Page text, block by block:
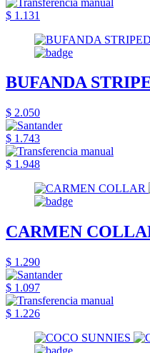
$ 1.131
BUFANDA
$ 2.050
$ 1.743
$ 1.948
CARMEN
$ 1.290
$ 1.097
$ 1.226